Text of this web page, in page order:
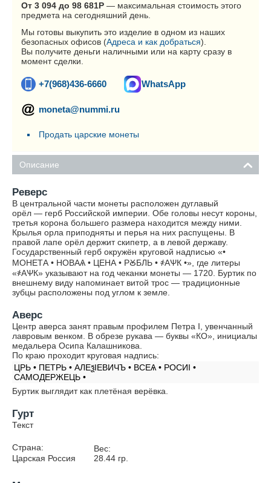
От 3 094 до 98 681Р — максимальная стоимость этого
предмета на сегодняшний день.
Мы готовы выкупить это изделие в одном из наших
безопасных офисов (Адреса и как добраться).
Вы получите деньги наличными или на карту сразу в
момент сделки.
+7(968)436-6660 WhatsApp
moneta@nummi.ru
Продать царские монеты
Описание
Реверс
В центральной части монеты расположен дуглавый
орёл — герб Российской империи. Обе головы несут короны,
третья корона большего размера находится между ними.
Крылья орла приподняты и перья на них распущены. В
правой лапе орёл держит скипетр, а в левой державу.
Государственный герб окружён круговой надписью «•
МОНЕТА • НОВАѦ • ЦЕНА • РꙊБЛЬ • ҂АѰК •», где литеры
«҂АѰК» указывают на год чеканки монеты — 1720. Буртик по
внешнему виду напоминает витой трос — традиционные
зубцы расположены под углом к земле.
Аверс
Центр аверса занят правым профилем Петра I, увенчанный
лавровым венком. В обрезе рукава — буквы «КО», инициалы
медальера Осипа Калашникова.
По краю проходит круговая надпись:
ЦРЬ • ПЕТРЬ • АЛЕѯIЕВИЧЪ • ВСЕѦ • РОСИI •
САМОДЕРЖЕЦЬ •
Буртик выглядит как плетёная верёвка.
Гурт
Текст
Страна:
Царская Россия
Вес:
28.44гр.